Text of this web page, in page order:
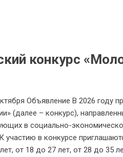
конкурс
Объявление В 2026 году
(далее – конкурс),
в социально-
в конкурсе
от 18 до 27 лет, от 28 до 35